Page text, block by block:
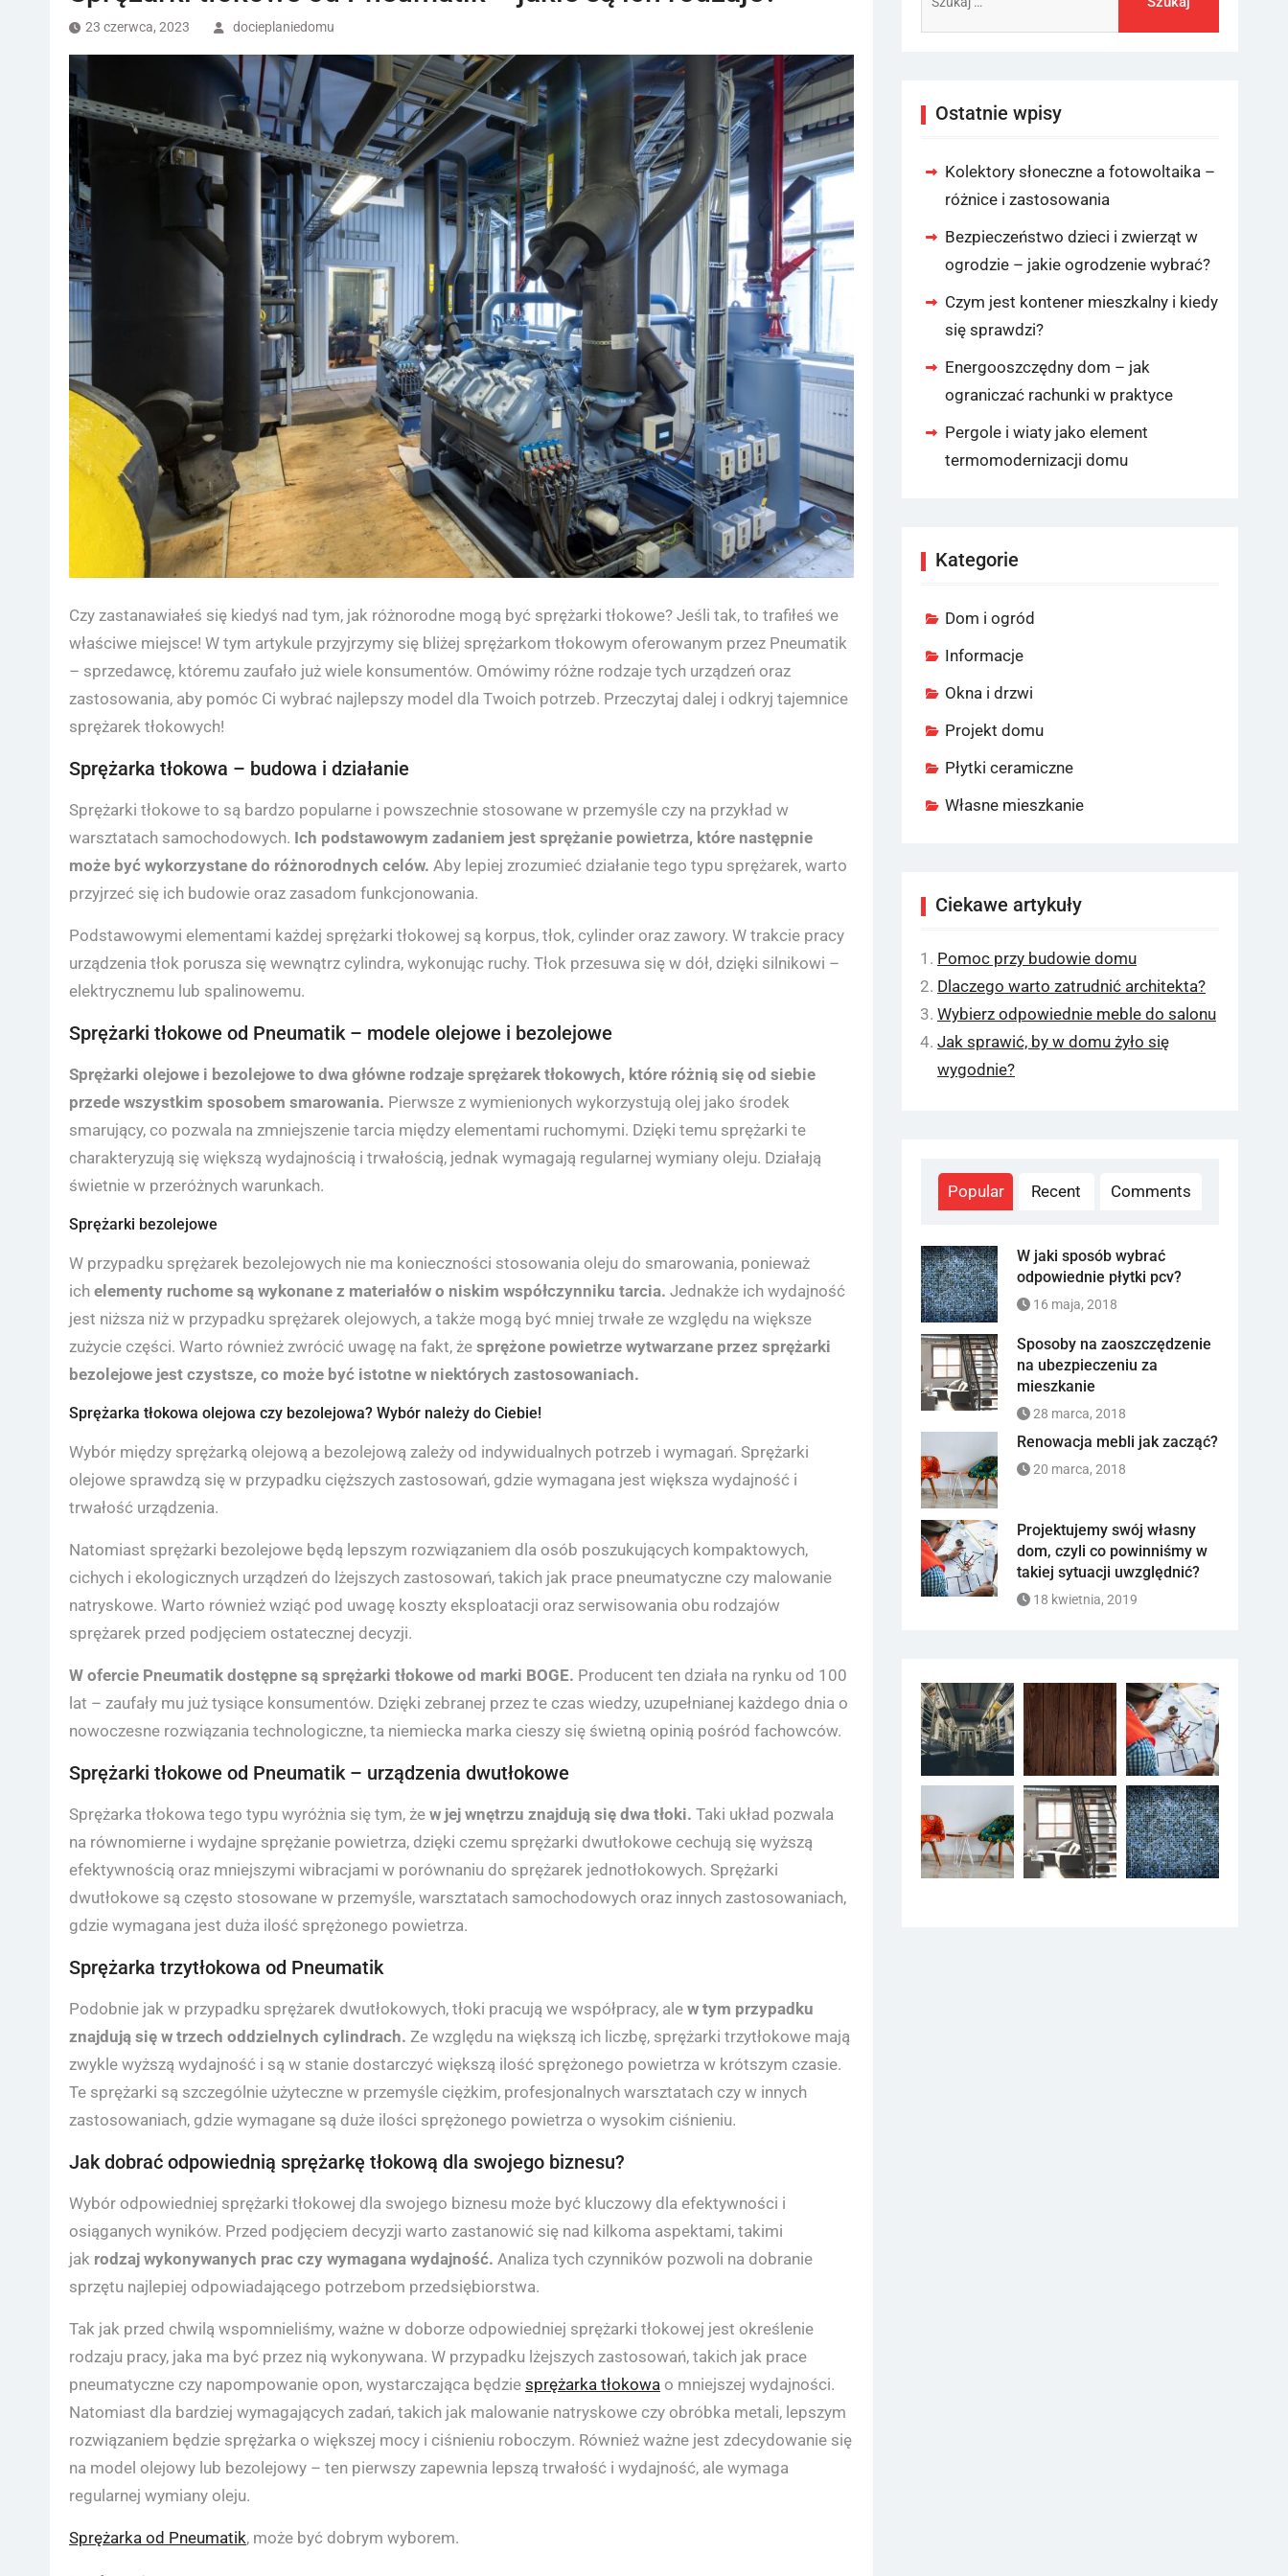
23 czerwca, 2023 docieplaniedomu
Czy zastanawiałeś się kiedyś nad tym, jak różnorodne mogą być sprężarki tłokowe? Jeśli tak, to trafiłeś we
właściwe miejsce! W tym artykule przyjrzymy się bliżej sprężarkom tłokowym oferowanym przez Pneumatik
– sprzedawcę, któremu zaufało już wiele konsumentów. Omówimy różne rodzaje tych urządzeń oraz
zastosowania, aby pomóc Ci wybrać najlepszy model dla Twoich potrzeb. Przeczytaj dalej i odkryj tajemnice
sprężarek tłokowych!
Sprężarka tłokowa – budowa i działanie
Sprężarki tłokowe to są bardzo popularne i powszechnie stosowane w przemyśle czy na przykład w
warsztatach samochodowych. Ich podstawowym zadaniem jest sprężanie powietrza, które następnie
może być wykorzystane do różnorodnych celów. Aby lepiej zrozumieć działanie tego typu sprężarek, warto
przyjrzeć się ich budowie oraz zasadom funkcjonowania.
Podstawowymi elementami każdej sprężarki tłokowej są korpus, tłok, cylinder oraz zawory. W trakcie pracy
urządzenia tłok porusza się wewnątrz cylindra, wykonując ruchy. Tłok przesuwa się w dół, dzięki silnikowi –
elektrycznemu lub spalinowemu.
Sprężarki tłokowe od Pneumatik – modele olejowe i bezolejowe
Sprężarki olejowe i bezolejowe to dwa główne rodzaje sprężarek tłokowych, które różnią się od siebie
przede wszystkim sposobem smarowania. Pierwsze z wymienionych wykorzystują olej jako środek
smarujący, co pozwala na zmniejszenie tarcia między elementami ruchomymi. Dzięki temu sprężarki te
charakteryzują się większą wydajnością i trwałością, jednak wymagają regularnej wymiany oleju. Działają
świetnie w przeróżnych warunkach.
Sprężarki bezolejowe
W przypadku sprężarek bezolejowych nie ma konieczności stosowania oleju do smarowania, ponieważ
ich elementy ruchome są wykonane z materiałów o niskim współczynniku tarcia. Jednakże ich wydajność
jest niższa niż w przypadku sprężarek olejowych, a także mogą być mniej trwałe ze względu na większe
zużycie części. Warto również zwrócić uwagę na fakt, że sprężone powietrze wytwarzane przez sprężarki
bezolejowe jest czystsze, co może być istotne w niektórych zastosowaniach.
Sprężarka tłokowa olejowa czy bezolejowa? Wybór należy do Ciebie!
Wybór między sprężarką olejową a bezolejową zależy od indywidualnych potrzeb i wymagań. Sprężarki
olejowe sprawdzą się w przypadku cięższych zastosowań, gdzie wymagana jest większa wydajność i
trwałość urządzenia.
Natomiast sprężarki bezolejowe będą lepszym rozwiązaniem dla osób poszukujących kompaktowych,
cichych i ekologicznych urządzeń do lżejszych zastosowań, takich jak prace pneumatyczne czy malowanie
natryskowe. Warto również wziąć pod uwagę koszty eksploatacji oraz serwisowania obu rodzajów
sprężarek przed podjęciem ostatecznej decyzji.
W ofercie Pneumatik dostępne są sprężarki tłokowe od marki BOGE. Producent ten działa na rynku od 100
lat – zaufały mu już tysiące konsumentów. Dzięki zebranej przez te czas wiedzy, uzupełnianej każdego dnia o
nowoczesne rozwiązania technologiczne, ta niemiecka marka cieszy się świetną opinią pośród fachowców.
Sprężarki tłokowe od Pneumatik – urządzenia dwutłokowe
Sprężarka tłokowa tego typu wyróżnia się tym, że w jej wnętrzu znajdują się dwa tłoki. Taki układ pozwala
na równomierne i wydajne sprężanie powietrza, dzięki czemu sprężarki dwutłokowe cechują się wyższą
efektywnością oraz mniejszymi wibracjami w porównaniu do sprężarek jednotłokowych. Sprężarki
dwutłokowe są często stosowane w przemyśle, warsztatach samochodowych oraz innych zastosowaniach,
gdzie wymagana jest duża ilość sprężonego powietrza.
Sprężarka trzytłokowa od Pneumatik
Podobnie jak w przypadku sprężarek dwutłokowych, tłoki pracują we współpracy, ale w tym przypadku
znajdują się w trzech oddzielnych cylindrach. Ze względu na większą ich liczbę, sprężarki trzytłokowe mają
zwykle wyższą wydajność i są w stanie dostarczyć większą ilość sprężonego powietrza w krótszym czasie.
Te sprężarki są szczególnie użyteczne w przemyśle ciężkim, profesjonalnych warsztatach czy w innych
zastosowaniach, gdzie wymagane są duże ilości sprężonego powietrza o wysokim ciśnieniu.
Jak dobrać odpowiednią sprężarkę tłokową dla swojego biznesu?
Wybór odpowiedniej sprężarki tłokowej dla swojego biznesu może być kluczowy dla efektywności i
osiąganych wyników. Przed podjęciem decyzji warto zastanowić się nad kilkoma aspektami, takimi
jak rodzaj wykonywanych prac czy wymagana wydajność. Analiza tych czynników pozwoli na dobranie
sprzętu najlepiej odpowiadającego potrzebom przedsiębiorstwa.
Tak jak przed chwilą wspomnieliśmy, ważne w doborze odpowiedniej sprężarki tłokowej jest określenie
rodzaju pracy, jaka ma być przez nią wykonywana. W przypadku lżejszych zastosowań, takich jak prace
pneumatyczne czy napompowanie opon, wystarczająca będzie sprężarka tłokowa o mniejszej wydajności.
Natomiast dla bardziej wymagających zadań, takich jak malowanie natryskowe czy obróbka metali, lepszym
rozwiązaniem będzie sprężarka o większej mocy i ciśnieniu roboczym. Również ważne jest zdecydowanie się
na model olejowy lub bezolejowy – ten pierwszy zapewnia lepszą trwałość i wydajność, ale wymaga
regularnej wymiany oleju.
Sprężarka od Pneumatik, może być dobrym wyborem.
Ostatnie wpisy
Kolektory słoneczne a fotowoltaika –
różnice i zastosowania
Bezpieczeństwo dzieci i zwierząt w
ogrodzie – jakie ogrodzenie wybrać?
Czym jest kontener mieszkalny i kiedy
się sprawdzi?
Energooszczędny dom – jak
ograniczać rachunki w praktyce
Pergole i wiaty jako element
termomodernizacji domu
Kategorie
Dom i ogród
Informacje
Okna i drzwi
Projekt domu
Płytki ceramiczne
Własne mieszkanie
Ciekawe artykuły
Pomoc przy budowie domu
Dlaczego warto zatrudnić architekta?
Wybierz odpowiednie meble do salonu
Jak sprawić, by w domu żyło się
wygodnie?
Popular Recent Comments
W jaki sposób wybrać
odpowiednie płytki pcv?
16 maja, 2018
Sposoby na zaoszczędzenie
na ubezpieczeniu za
mieszkanie
28 marca, 2018
Renowacja mebli jak zacząć?
20 marca, 2018
Projektujemy swój własny
dom, czyli co powinniśmy w
takiej sytuacji uwzględnić?
18 kwietnia, 2019